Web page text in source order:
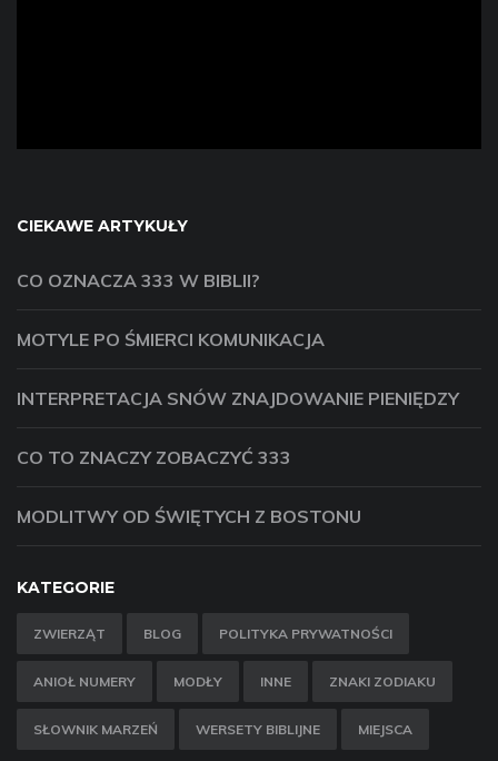
CIEKAWE ARTYKUŁY
CO OZNACZA 333 W BIBLII?
MOTYLE PO ŚMIERCI KOMUNIKACJA
INTERPRETACJA SNÓW ZNAJDOWANIE PIENIĘDZY
CO TO ZNACZY ZOBACZYĆ 333
MODLITWY OD ŚWIĘTYCH Z BOSTONU
KATEGORIE
ZWIERZĄT BLOG POLITYKA PRYWATNOŚCI
ANIOŁ NUMERY MODŁY INNE ZNAKI ZODIAKU
SŁOWNIK MARZEŃ WERSETY BIBLIJNE MIEJSCA